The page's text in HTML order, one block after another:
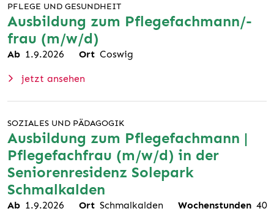
PFLEGE UND GESUNDHEIT
Ausbildung zum Pflegefachmann/-
frau (m/w/d)
Ab 1.9.2026 Ort Coswig
jetzt ansehen
SOZIALES UND PÄDAGOGIK
Ausbildung zum Pflegefachmann |
Pflegefachfrau (m/w/d) in der
Seniorenresidenz Solepark
Schmalkalden
Ab 1.9.2026 Ort Schmalkalden Wochenstunden 40